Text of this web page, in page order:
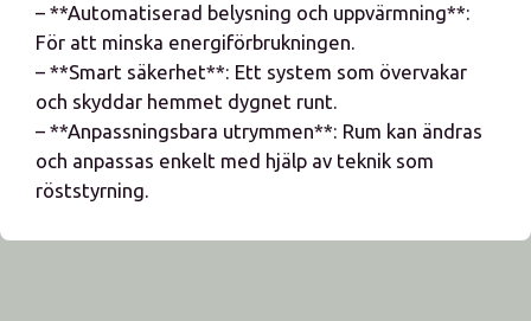
– **Automatiserad belysning och uppvärmning**:
För att minska energiförbrukningen.
– **Smart säkerhet**: Ett system som övervakar
och skyddar hemmet dygnet runt.
– **Anpassningsbara utrymmen**: Rum kan ändras
och anpassas enkelt med hjälp av teknik som
röststyrning.